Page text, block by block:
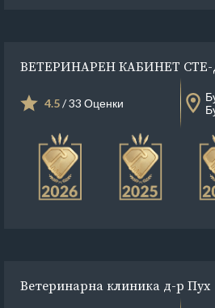
ВЕТЕРИНАРЕН КАБИНЕТ
4.5/ 33 Оценки
Ветеринарна клиника д-р Пух